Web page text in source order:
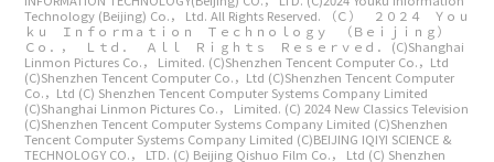
Technology (Beijing) Co.， Ltd. All Rights Reserved.
（Ｃ） ２０２４ Ｙｏｕ
ｋｕ Ｉｎｆｏｒｍａｔｉｏｎ Ｔｅｃｈｎｏｌｏｇｙ （Ｂｅｉｊｉｎｇ）
Ｃｏ．， Ｌｔｄ． Ａｌｌ Ｒｉｇｈｔｓ Ｒｅｓｅｒｖｅｄ． (C)Shanghai
Linmon Pictures Co.， Limited. (C)Shenzhen Tencent Computer Co.，Ltd
(C)Shenzhen Tencent Computer Co.，Ltd (C)Shenzhen Tencent Computer
Co.，Ltd (C) Shenzhen Tencent Computer Systems Company Limited
(C)Shanghai Linmon Pictures Co.， Limited. (C) 2024 New Classics Television
(C)Shenzhen Tencent Computer Systems Company Limited (C)Shenzhen
Tencent Computer Systems Company Limited (C)BEIJING IQIYI SCIENCE &
TECHNOLOGY CO.， LTD. (C) Beijing Qishuo Film Co.， Ltd (C) Shenzhen